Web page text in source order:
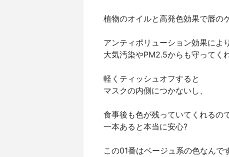
植物のオイルと高発色効果で唇
アンティポリューション効果により
大気汚染やPM2.5からも守ってく
軽くティッシュオフすると
マスクの内側につかないし、
食事後も色が残っていてくれるの
一本あると本当に安心?
この01番はベージュ系の色なんで